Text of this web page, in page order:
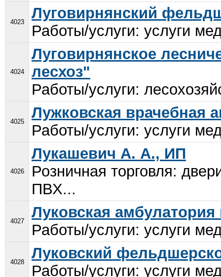
4023
Луговирнянский
Работы/услуги: услуги
4024
Луговирнянское
лесхоз"
Работы/услуги:
4025
Лужковская врачебная
Работы/услуги: услуги
4026
Лукашевич А. А., ИП
Розничная торговля:
ПВХ...
4027
Луковская
Работы/услуги: услуги
4028
Луковский
Работы/услуги: услуги